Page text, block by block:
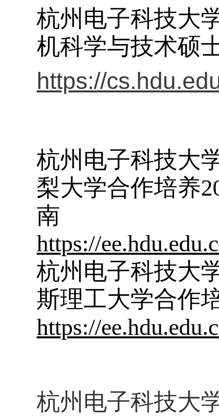
杭州电子科技大
机科学与技术硕
https://
杭州电子科技大
梨大学合作培养
南
https://
杭州电子科技大
斯理工大学合作
https://
杭州电子科技大